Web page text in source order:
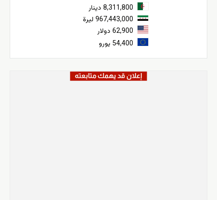
8,311,800 دينار
967,443,000 ليرة
62,900 دولار
54,400 يورو